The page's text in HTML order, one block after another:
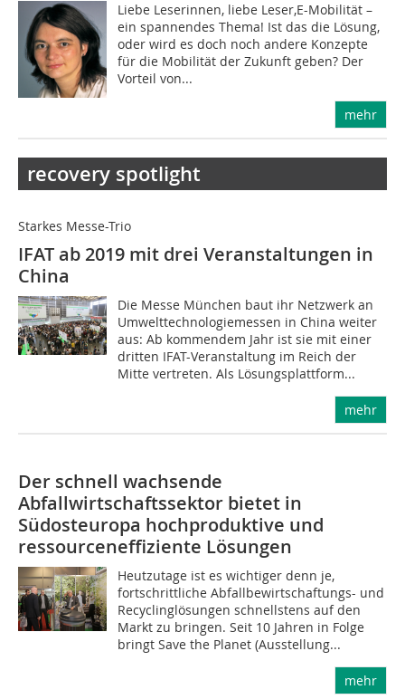
Liebe Leserinnen, liebe Leser,E-Mobilität –
ein spannendes Thema! Ist das die Lösung,
oder wird es doch noch andere Konzepte
für die Mobilität der Zukunft geben? Der
Vorteil von...
mehr
recovery spotlight
Starkes Messe-Trio
IFAT ab 2019 mit drei Veranstaltungen in
China
Die Messe München baut ihr Netzwerk an
Umwelttechnologiemessen in China weiter
aus: Ab kommendem Jahr ist sie mit einer
dritten IFAT-Veranstaltung im Reich der
Mitte vertreten. Als Lösungsplattform...
mehr
Der schnell wachsende
Abfallwirtschaftssektor bietet in
Südosteuropa hochproduktive und
ressourceneffiziente Lösungen
Heutzutage ist es wichtiger denn je,
fortschrittliche Abfallbewirtschaftungs- und
Recyclinglösungen schnellstens auf den
Markt zu bringen. Seit 10 Jahren in Folge
bringt Save the Planet (Ausstellung...
mehr